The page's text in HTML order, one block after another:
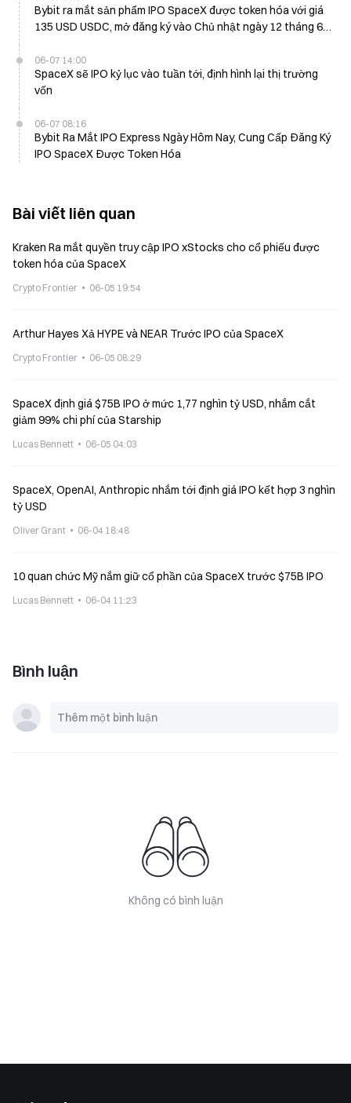
Bybit ra mắt sản phẩm IPO SpaceX được token hóa với giá
135 USD USDC, mở đăng ký vào Chủ nhật ngày 12 tháng 6
06-07 14:00
SpaceX sẽ IPO kỷ lục vào tuần tới, định hình lại thị trường
vốn
06-07 08:16
Bybit Ra Mắt IPO Express Ngày Hôm Nay, Cung Cấp Đăng Ký
IPO SpaceX Được Token Hóa
Bài viết liên quan
Kraken Ra mắt quyền truy cập IPO xStocks cho cổ phiếu được
token hóa của SpaceX
Crypto Frontier 06-05 19:54
Arthur Hayes Xả HYPE và NEAR Trước IPO của SpaceX
Crypto Frontier 06-05 08:29
SpaceX định giá $75B IPO ở mức 1,77 nghìn tỷ USD, nhắm cắt
giảm 99% chi phí của Starship
Lucas Bennett 06-05 04:03
SpaceX, OpenAI, Anthropic nhắm tới định giá IPO kết hợp 3 nghìn
tỷ USD
Oliver Grant 06-04 18:48
10 quan chức Mỹ nắm giữ cổ phần của SpaceX trước $75B IPO
Lucas Bennett 06-04 11:23
Bình luận
Không có bình luận